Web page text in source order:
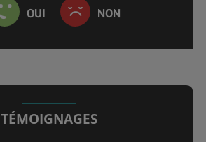
OUI NON
TÉMOIGNAGES